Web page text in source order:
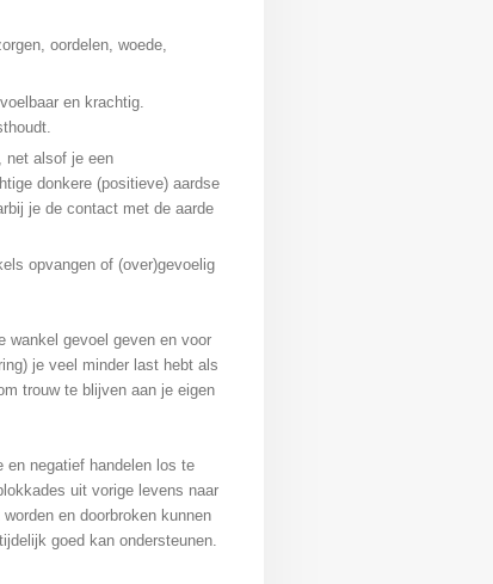
oordelen, woede,
en krachtig.
net alsof je een
donkere (positieve) aardse
je de contact met de aarde
opvangen of (over)gevoelig
wankel gevoel geven en voor
je veel minder last hebt als
trouw te blijven aan je eigen
en negatief handelen los te
uit vorige levens naar
en doorbroken kunnen
goed kan ondersteunen.